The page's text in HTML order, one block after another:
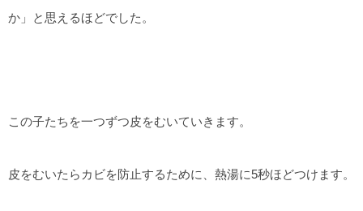
か」と思えるほどでした。
この子たちを一つずつ皮をむいていきます。
皮をむいたらカビを防止するために、熱湯に5秒ほどつけます。